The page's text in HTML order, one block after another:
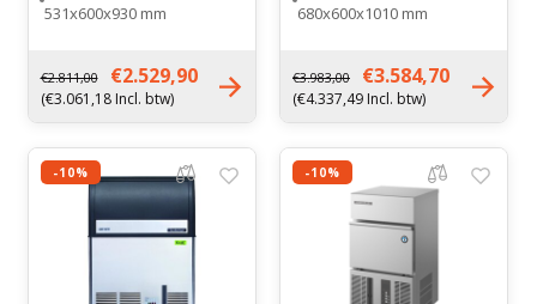
531x600x930 mm
Soort koeling:
Luchtgekoeld
Gewicht: 47 kilogram
€2.811,00 €2.529,90
(€3.061,18 Incl. btw)
680x600x1010 mm
Soort koeling:
Luchtgekoeld
Gewicht: 65 kg
€3.983,00 €3.584,70
(€4.337,49 Incl. btw)
-10% -10%